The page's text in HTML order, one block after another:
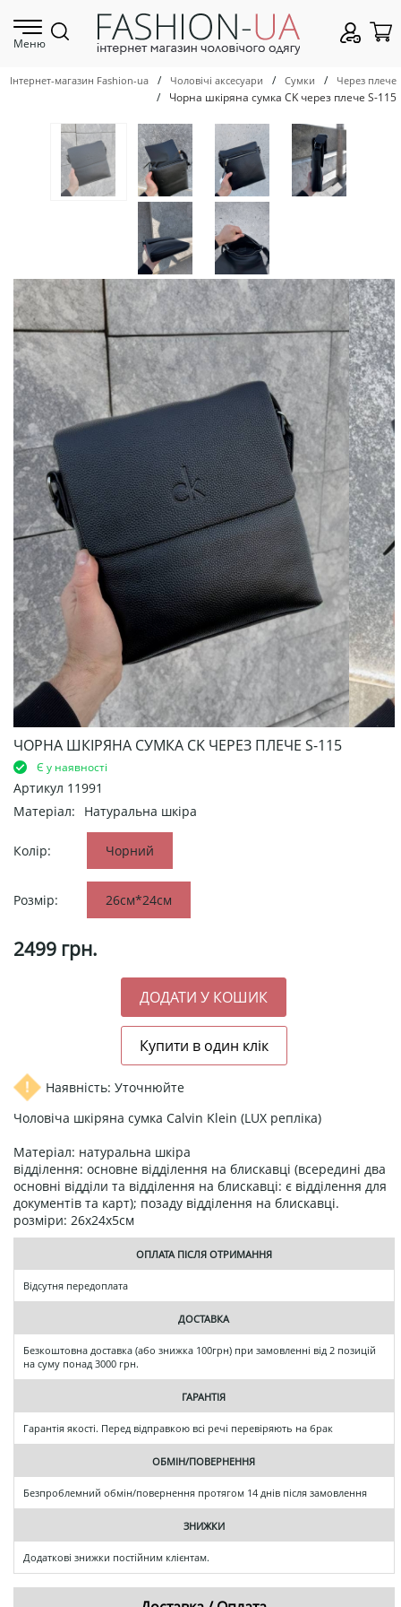
Меню
Інтернет-магазин Fashion-ua / Чоловічі аксесуари / Сумки / Через плече
/ Чорна шкіряна сумка CK через плече S-115
ЧОРНА ШКІРЯНА СУМКА CK ЧЕРЕЗ ПЛЕЧЕ S-115
Є у наявності
Артикул 11991
Матеріал:
Натуральна шкіра
Колір: Чорний
Розмір: 26см*24см
2499 грн.
Наявність: Уточнюйте
Чоловіча шкіряна сумка Calvin Klein (LUX репліка)
Матеріал: натуральна шкіра
відділення: основне відділення на блискавці (всередині два
основні відділи та відділення на блискавці: є відділення для
документів та карт); позаду відділення на блискавці.
розміри: 26х24х5см
ОПЛАТА ПІСЛЯ ОТРИМАННЯ
Відсутня передоплата
ДОСТАВКА
Безкоштовна доставка (або знижка 100грн) при замовленні від 2 позицій
на суму понад 3000 грн.
ГАРАНТІЯ
Гарантія якості. Перед відправкою всі речі перевіряють на брак
ОБМІН/ПОВЕРНЕННЯ
Безпроблемний обмін/повернення протягом 14 днів після замовлення
ЗНИЖКИ
Додаткові знижки постійним клієнтам.